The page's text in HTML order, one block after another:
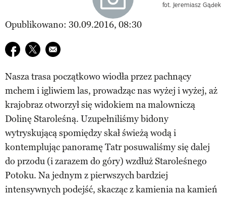
fot. Jeremiasz Gądek
Opublikowano: 30.09.2016, 08:30
Udostępnij na facebook
Udostępnij na twitter
E-mail do przyjaciela
Nasza trasa początkowo wiodła przez pachnący
mchem i igliwiem las, prowadząc nas wyżej i wyżej, aż
krajobraz otworzył się widokiem na malowniczą
Dolinę Staroleśną. Uzupełniliśmy bidony
wytryskującą spomiędzy skał świeżą wodą i
kontemplując panoramę Tatr posuwaliśmy się dalej
do przodu (i zarazem do góry) wzdłuż Staroleśnego
Potoku. Na jednym z pierwszych bardziej
intensywnych podejść, skacząc z kamienia na kamień